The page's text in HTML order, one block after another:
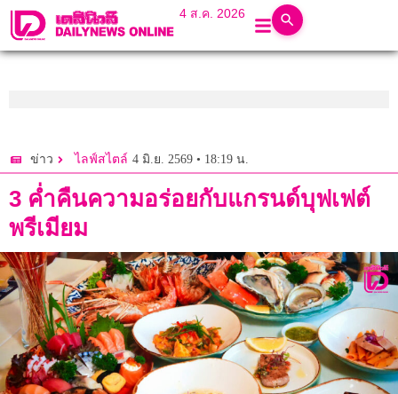
4 ส.ค. 2026
ข่าว ไลฟ์สไตล์ 4 มิ.ย. 2569 • 18:19 น.
3 ค่ำคืนความอร่อยกับแกรนด์บุฟเฟต์
พรีเมียม